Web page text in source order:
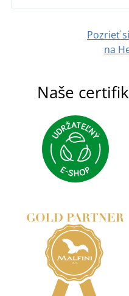
Pozrieť
na
Naše